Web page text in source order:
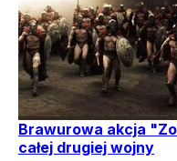
Brawurowa akcja
całej drugiej wojny